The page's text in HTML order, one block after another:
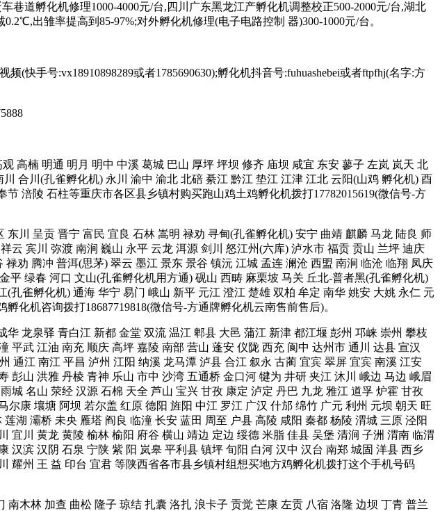
道孵化机修理1000-4000元/台,四川广东黑龙江产孵化机调整校正500-2000元/台,湖北
出雏率提高到85-97%;对外孵化机修理(电子电路控制 器)300-1000元/台。
(快手号:vx18910898289或者1785690630);孵化机抖音号:fuhuashebei或者ftpfhj(名字:方
高楠 明通 明月 明中 中溪 葛城 巴山 厚坪 坪坝 修齐 庙坝 咸宜 东安 蓼子 左岚 岚天 北
合川(孔雀孵化机) 永川 渝中 渝北 北碚 綦江 黔江 垫江 江津 江北 云阳(山鸡 孵化机) 酉
涪陵 石柱等重庆市各区县乡镇村购买跑山鸡土鸡孵化机拨打17782015619(微信号-方
川 呈贡 晋宁 富民 宜良 石林 嵩明 禄劝 寻甸(孔雀孵化机) 安宁 曲靖 麒麟 马龙 陆良 师
云 宾川 弥渡 南涧 巍山 永平 云龙 洱源 剑川 怒江州(六库) 泸水市 福贡 贡山 兰坪 迪庆
劝 腾冲 普洱(思茅) 翠云 墨江 景东 景谷 镇沅 江城 孟连 澜沧 西盟 南涧 临沧 临翔 凤庆
绿春 河口 文山(孔雀孵化机用方通) 砚山 西畴 麻栗坡 马关 丘北-普者黑(孔雀孵化机)
雀孵化机) 通海 华宁 易门 峨山 新平 元江 澄江 楚雄 双柏 牟定 南华 姚安 大姚 永仁 元
化机咨询拨打18687719818(微信号-方通牌孵化机云南售前售后)。
龙泉驿 青白江 新都 金堂 双流 温江 郫县 大邑 蒲江 新津 都江堰 彭州 邛崃 崇州 攀枝
武 江油 南充 顺庆 高坪 嘉陵 南部 营山 蓬安 仪陇 西充 阆中 达州市 通川 达县 宣汉
通江 南江 平昌 泸州 江阳 纳溪 龙马潭 泸县 合江 叙永 古蔺 宜宾 翠屏 宜宾 南溪 江安
山 洪雅 丹棱 青神 乐山 市中 沙湾 五通桥 金口河 犍为 井研 夹江 沐川 峨边 马边 峨眉
城 名山 荥经 汉源 石棉 天全 芦山 宝兴 甘孜 康定 泸定 丹巴 九龙 雅江 道孚 炉霍 甘孜
康 壤塘 阿坝 若尔盖 红原 德阳 旌阳 中江 罗江 广汉 什邡 绵竹 广元 利州 元坝 朝天 旺
莲湖 灞桥 未央 雁塔 阎良 临潼 长安 蓝田 周至 户县 高陵 咸阳 秦都 杨陵 渭城 三原 泾阳
川 黄龙 黄陵 榆林 榆阳 府谷 横山 靖边 定边 绥德 米脂 佳县 吴堡 清涧 子洲 渭南 临渭
滨 汉阴 石泉 宁陕 紫 阳 岚皋 平利县 镇坪 旬阳 白河 汉中 汉台 南郑 城固 洋县 西乡
耀州 王 益 印台 宜君 等陕西省各市县乡镇村组想买地方鸡孵化机拨打这个手机号码
木林 加查 曲松 隆子 琼结 扎囊 洛扎 浪卡子 贡觉 芒康 左贡 八宿 洛隆 边坝 丁青 普兰